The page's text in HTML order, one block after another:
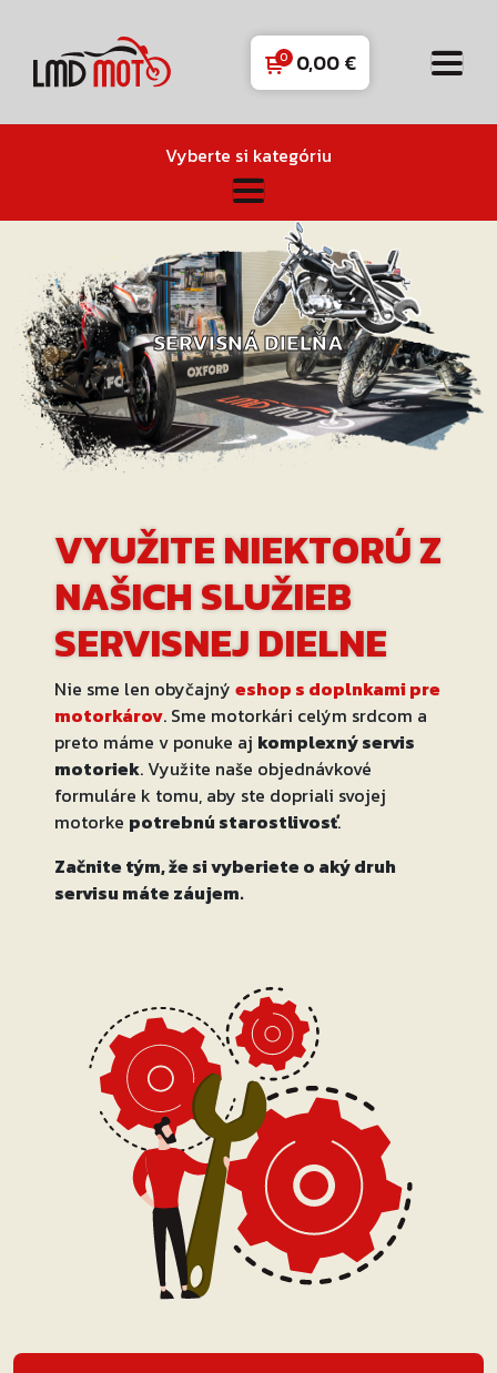
0,00€
Vyberte si kategóriu
SERVISNÁ DIELŇA
VYUŽITE NIEKTORÚ Z
NAŠICH SLUŽIEB
SERVISNEJ DIELNE
Nie sme len obyčajnýeshop s doplnkami pre
motorkárov. Sme motorkári celým srdcom a
preto máme v ponuke aj komplexný servis
motoriek. Využite naše objednávkové
formuláre k tomu, aby ste dopriali svojej
motorke potrebnú starostlivosť.
Začnite tým, že si vyberiete o aký druh
servisu máte záujem.